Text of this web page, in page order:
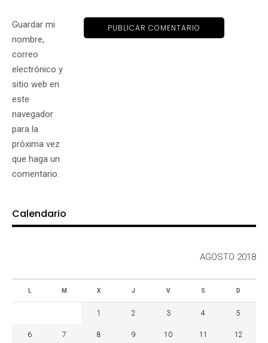
Guardar mi
nombre,
correo
electrónico y
sitio web en
este
navegador
para la
próxima vez
que haga un
comentario.
Calendario
AGOSTO 2018
L M X J V S D
1 2 3 4 5
6 7 8 9 10 11 12